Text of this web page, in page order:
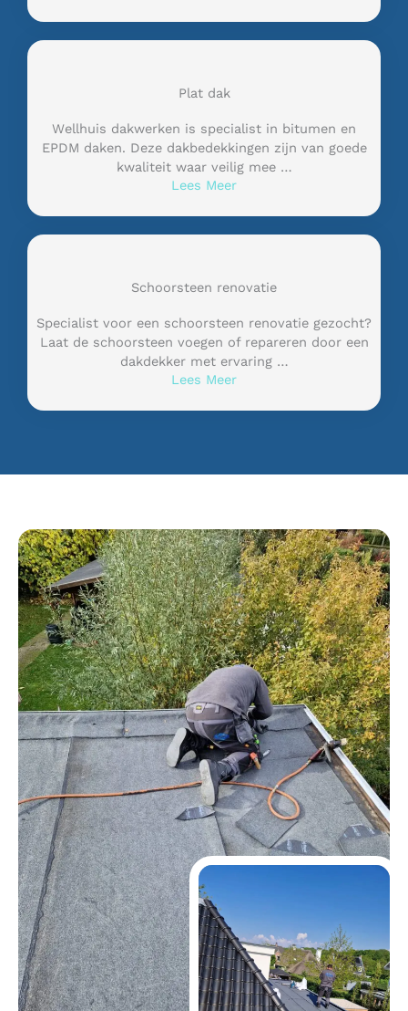
Plat dak
Wellhuis dakwerken is specialist in bitumen en
EPDM daken. Deze dakbedekkingen zijn van goede
kwaliteit waar veilig mee …
Lees Meer
Schoorsteen renovatie
Specialist voor een schoorsteen renovatie gezocht?
Laat de schoorsteen voegen of repareren door een
dakdekker met ervaring …
Lees Meer